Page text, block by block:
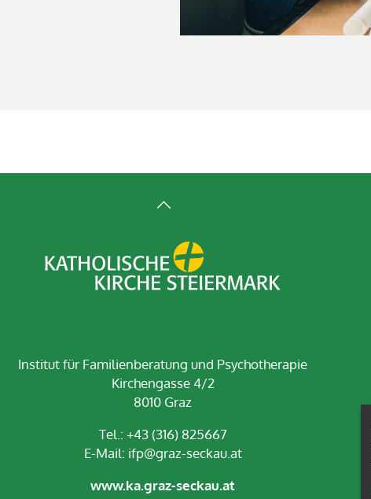
Institut für Familienberatung und Psychotherapie
Kirchengasse 4/2
8010 Graz
Tel.: +43 (316) 825667
E-Mail: ifp@graz-seckau.at
www.ka.graz-seckau.at